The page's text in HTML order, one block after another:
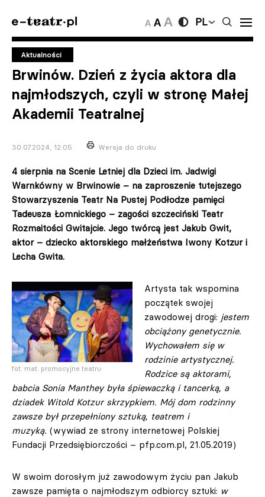
PL
Aktualności
Brwinów. Dzień z życia aktora dla
najmłodszych, czyli w stronę Małej
Akademii Teatralnej
30.07.2024, 12:05 Wersja do druku
4 sierpnia na Scenie Letniej dla Dzieci im. Jadwigi
Warnkówny w Brwinowie – na zaproszenie tutejszego
Stowarzyszenia Teatr Na Pustej Podłodze pamięci
Tadeusza Łomnickiego – zagości szczeciński Teatr
Rozmaitości Gwitajcie. Jego twórcą jest Jakub Gwit,
aktor – dziecko aktorskiego małżeństwa Iwony Kotzur i
Lecha Gwita.
fot. mat. promocyjne teatru
Artysta tak wspomina
początek swojej
zawodowej drogi: jestem
obciążony genetycznie.
Wychowałem się w
rodzinie artystycznej.
Rodzice są aktorami,
babcia Sonia Manthey była śpiewaczką i tancerką, a
dziadek Witold Kotzur skrzypkiem. Mój dom rodzinny
zawsze był przepełniony sztuką, teatrem i
muzyką. (wywiad ze strony internetowej Polskiej
Fundacji Przedsiębiorczości – pfp.com.pl, 21.05.2019)
W swoim dorosłym już zawodowym życiu pan Jakub
zawsze pamięta o najmłodszym odbiorcy sztuki: w